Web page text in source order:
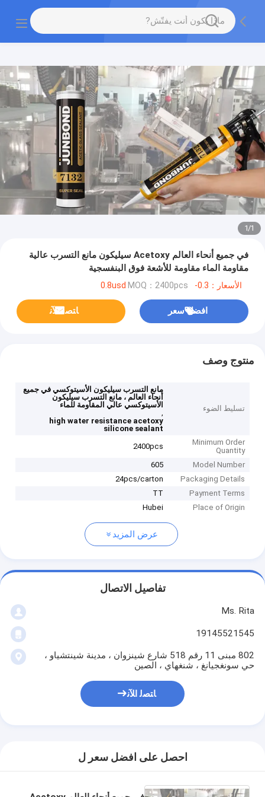
1
/
1
في جميع أنحاء العالم Acetoxy سيليكون مانع التسرب عالية
مقاومة الماء مقاومة للأشعة فوق البنفسجية
الأسعار：0.3-0.8usd MOQ：2400pcs
افضل سعر ﺎﺘﺼﻟ ﺍﻶﻧ
منتوج وصف
تسليط الضوء
مانع التسرب سيليكون الأسيتوكسي في جميع
أنحاء العالم ، مانع التسرب سيليكون
الأسيتوكسي عالي المقاومة للماء
,
high water resistance acetoxy
silicone sealant
Minimum Order
Quantity
2400pcs
Model Number
605
Packaging Details
24pcs/carton
Payment Terms
TT
Place of Origin
Hubei
عرض المزيد
تفاصيل الاتصال
Ms. Rita
19145521545
802 مبنى 11 رقم 518 شارع شينزوان ، مدينة شينتشياو ،
حي سونغجيانغ ، شنغهاي ، الصين
ﺎﺘﺼﻟ ﺍﻶﻧ
احصل على افضل سعر ل